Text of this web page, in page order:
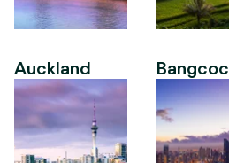
Auckland Bangcoc